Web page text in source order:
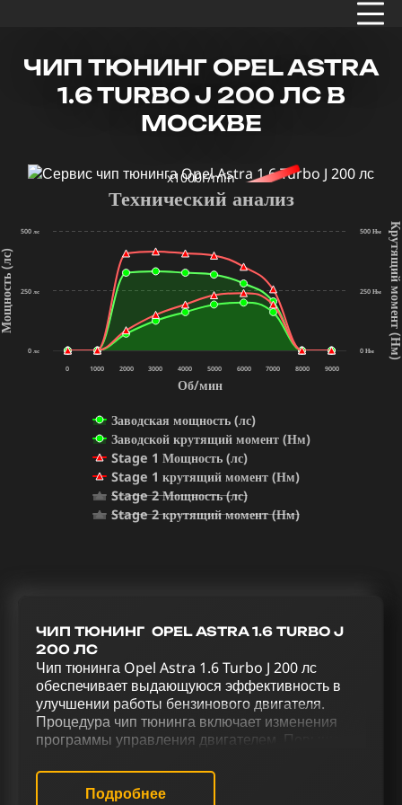
ЧИП ТЮНИНГ OPEL ASTRA
1.6 TURBO J 200 ЛС В
МОСКВЕ
x1000r/min
Об/мин
(лс)
Технический анализ
Заводская мощность (лс)
Заводской крутящий момент (Нм)
Stage 1 Мощность (лс)
Stage 1 крутящий момент (Нм)
Stage 2 Мощность (лс)
Stage 2 крутящий момент (Нм)
0 1000 2000 3000 4000 5000 6000 7000 8000 9000
0 лс
250 лс
500 лс
0 Нм
250 Нм
500 Нм
ЧИП ТЮНИНГ OPEL ASTRA 1.6 TURBO J
200 ЛС
Чип тюнинга Opel Astra 1.6 Turbo J 200 лс
обеспечивает выдающуюся эффективность в
улучшении работы бензинового двигателя.
Процедура чип тюнинга включает изменения
программы управления двигателем. Повышение
J 200 лс обеспечивается через серию
тюнинговых работ, которые охватывают чип-
Подробнее